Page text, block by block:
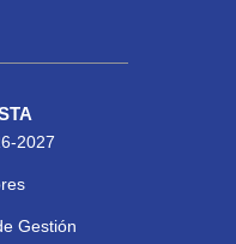
2027
Gestión